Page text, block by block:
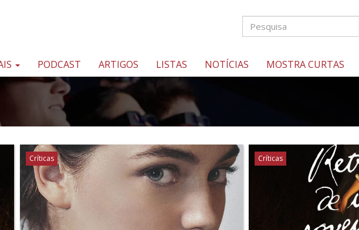
PODCAST ARTIGOS LISTAS NOTÍCIAS MOSTRA CURTAS
Críticas Críticas